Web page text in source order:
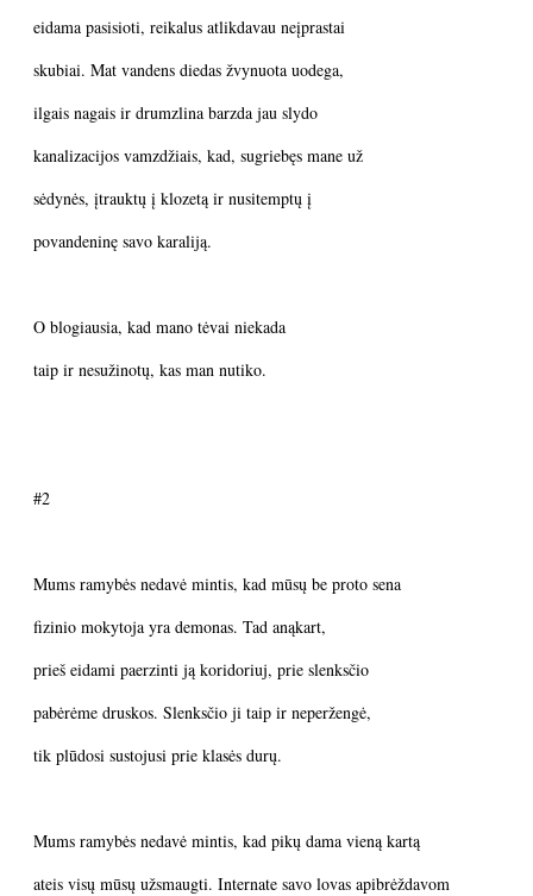
eidama pasisioti, reikalus atlikdavau neįprastai
skubiai. Mat vandens diedas žvynuota uodega,
ilgais nagais ir drumzlina barzda jau slydo
kanalizacijos vamzdžiais, kad, sugriebęs mane už
sėdynės, įtrauktų į klozetą ir nusitemptų į
povandeninę savo karaliją.
O blogiausia, kad mano tėvai niekada
taip ir nesužinotų, kas man nutiko.
#2
Mums ramybės nedavė mintis, kad mūsų be proto sena
fizinio mokytoja yra demonas. Tad anąkart,
prieš eidami paerzinti ją koridoriuj, prie slenksčio
pabėrėme druskos. Slenksčio ji taip ir neperžengė,
tik plūdosi sustojusi prie klasės durų.
Mums ramybės nedavė mintis, kad pikų dama vieną kartą
ateis visų mūsų užsmaugti. Internate savo lovas apibrėždavom